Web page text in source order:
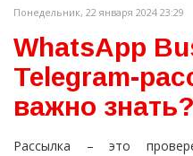
Понедельник, 22 января 2024 23:29
WhatsApp
Telegram-
важно знать?
Рассылка – это